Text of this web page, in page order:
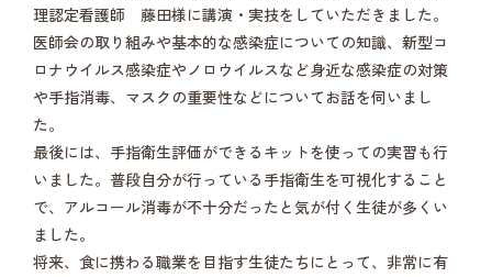
理認定看護師 藤田様に講演・実技をしていただきました。
医師会の取り組みや基本的な感染症についての知識、新型コ
ロナウイルス感染症やノロウイルスなど身近な感染症の対策
や手指消毒、マスクの重要性などについてお話を伺いまし
た。
最後には、手指衛生評価ができるキットを使っての実習も行
いました。普段自分が行っている手指衛生を可視化すること
で、アルコール消毒が不十分だったと気が付く生徒が多くい
ました。
将来、食に携わる職業を目指す生徒たちにとって、非常に有